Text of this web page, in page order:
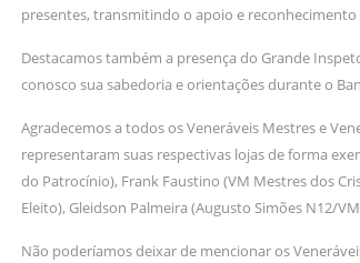
presentes, transmitindo o apoio e reconhecimento
Destacamos também a presença do Grande
conosco sua sabedoria e orientações durante o
Agradecemos a todos os Veneráveis Mestres e
representaram suas respectivas lojas de forma
do Patrocínio), Frank Faustino (VM Mestres dos
Eleito), Gleidson Palmeira (Augusto Simões N12/
Não poderíamos deixar de mencionar os